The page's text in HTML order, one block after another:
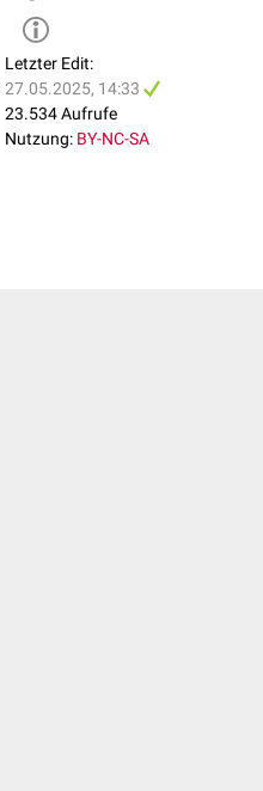
Letzter Edit:
27.05.2025, 14:33
23.534 Aufrufe
Nutzung: BY-NC-SA